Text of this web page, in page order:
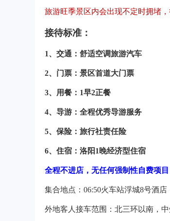
旅游旺季景区内会出现不定时拥堵
接待标准：
1、交通：舒适空调旅游汽车
2、门票：景区首道大门票
3、用餐：1早2正餐
4、导游：全程优秀导游服务
5、保险：旅行社责任险
6、住宿：洛阳1晚经济型住宿
全程不进店，无任何强制性自费项目
集合地点：06:50火车站浮城8号酒
外地客人接车范围：北三环以南，